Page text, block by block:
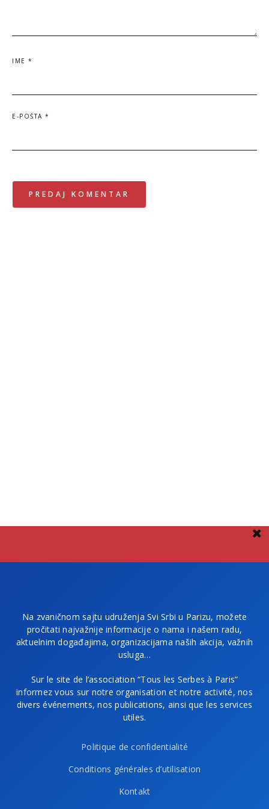
IME *
E-POŠTA *
Na zvaničnom sajtu udruženja Svi Srbi u Parizu, možete
pročitati najvažnije informacije o nama i našem radu,
aktuelnim događajima, organizacijama naših akcija, važnih
usluga…
Sur le site de l’association “Tous les Serbes à Paris”
informez vous sur notre organisation et notre activité, nos
divers événements, nos publications, ainsi que les services
utiles.
Politique de confidentialité
Conditions générales d’utilisation
Kontakt